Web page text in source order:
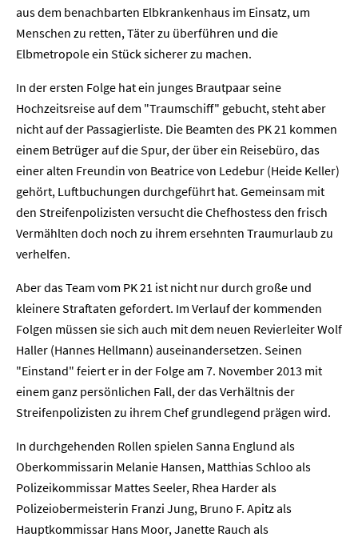
aus dem benachbarten Elbkrankenhaus im Einsatz, um
Menschen zu retten, Täter zu überführen und die
Elbmetropole ein Stück sicherer zu machen.
In der ersten Folge hat ein junges Brautpaar seine
Hochzeitsreise auf dem "Traumschiff" gebucht, steht aber
nicht auf der Passagierliste. Die Beamten des PK 21 kommen
einem Betrüger auf die Spur, der über ein Reisebüro, das
einer alten Freundin von Beatrice von Ledebur (Heide Keller)
gehört, Luftbuchungen durchgeführt hat. Gemeinsam mit
den Streifenpolizisten versucht die Chefhostess den frisch
Vermählten doch noch zu ihrem ersehnten Traumurlaub zu
verhelfen.
Aber das Team vom PK 21 ist nicht nur durch große und
kleinere Straftaten gefordert. Im Verlauf der kommenden
Folgen müssen sie sich auch mit dem neuen Revierleiter Wolf
Haller (Hannes Hellmann) auseinandersetzen. Seinen
"Einstand" feiert er in der Folge am 7. November 2013 mit
einem ganz persönlichen Fall, der das Verhältnis der
Streifenpolizisten zu ihrem Chef grundlegend prägen wird.
In durchgehenden Rollen spielen Sanna Englund als
Oberkommissarin Melanie Hansen, Matthias Schloo als
Polizeikommissar Mattes Seeler, Rhea Harder als
Polizeiobermeisterin Franzi Jung, Bruno F. Apitz als
Hauptkommissar Hans Moor, Janette Rauch als